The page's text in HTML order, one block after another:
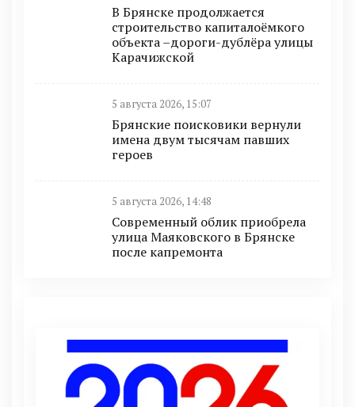
В Брянске продолжается
строительство капиталоёмкого
объекта –дороги-дублёра улицы
Карачижской
5 августа 2026, 15:07
Брянские поисковики вернули
имена двум тысячам павших
героев
5 августа 2026, 14:48
Современный облик приобрела
улица Маяковского в Брянске
после капремонта